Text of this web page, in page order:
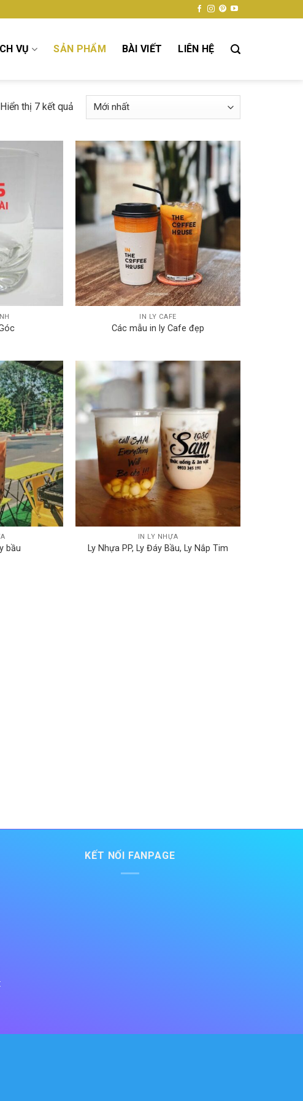
VỤ SẢN PHẨM BÀI VIẾT LIÊN HỆ
Hiển thị 7 kết quả
IN LY CAFE
Các mẫu in ly Cafe đẹp
bầu
IN LY NHỰA
Ly Nhựa PP, Ly Đáy Bầu, Ly Nắp Tim
KẾT NỐI FANPAGE